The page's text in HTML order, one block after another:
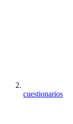
cuestionarios